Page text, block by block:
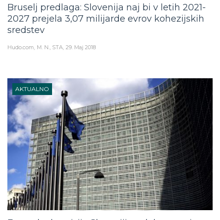
Bruselj predlaga: Slovenija naj bi v letih 2021-
2027 prejela 3,07 milijarde evrov kohezijskih
sredstev
Hudo.com M. N., STA 29. Maj 2018
AKTUALNO